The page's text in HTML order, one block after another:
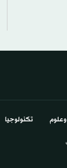
تكنولوجيا